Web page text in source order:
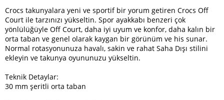
Crocs takunyalara yeni ve sportif bir yorum getiren Crocs Off
Court ile tarzınızı yükseltin. Spor ayakkabı benzeri çok
yönlülüğüyle Off Court, daha iyi uyum ve konfor, daha kalın bir
orta taban ve genel olarak kaygan bir görünüm ve his sunar.
Normal rotasyonunuza havalı, sakin ve rahat Saha Dışı stilini
ekleyin ve takunya oyununuzu yükseltin.
Teknik Detaylar:
30 mm şeritli orta taban